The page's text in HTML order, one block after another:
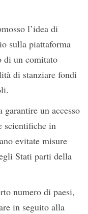
l’idea di
sulla piattaforma
di un comitato
di stanziare fondi
garantire un accesso
scientifiche in
evitate misure
Stati parti della
numero di paesi,
in seguito alla